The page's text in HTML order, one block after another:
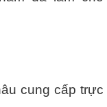
cung cấp trực